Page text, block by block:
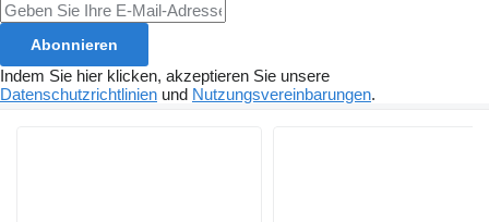
Abonnieren
Indem Sie hier klicken, akzeptieren Sie unsere
Datenschutzrichtlinien und Nutzungsvereinbarungen.